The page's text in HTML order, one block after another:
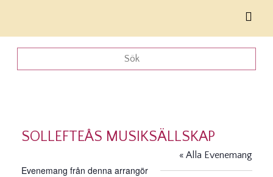
SOLLEFTEÅS MUSIKSÄLLSKAP
« Alla Evenemang
Evenemang från denna arrangör